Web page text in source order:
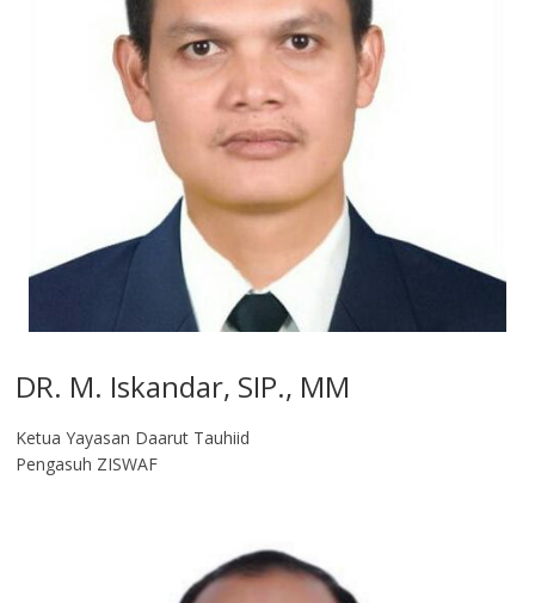
DR. M. Iskandar, SIP., MM
Ketua Yayasan Daarut Tauhiid
Pengasuh ZISWAF